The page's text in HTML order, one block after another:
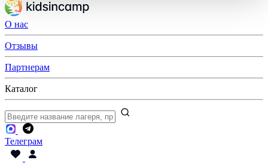
О нас
Отзывы
Партнерам
Каталог
Телеграм